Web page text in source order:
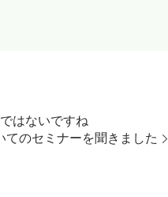
はないですね
のセミナーを聞きました